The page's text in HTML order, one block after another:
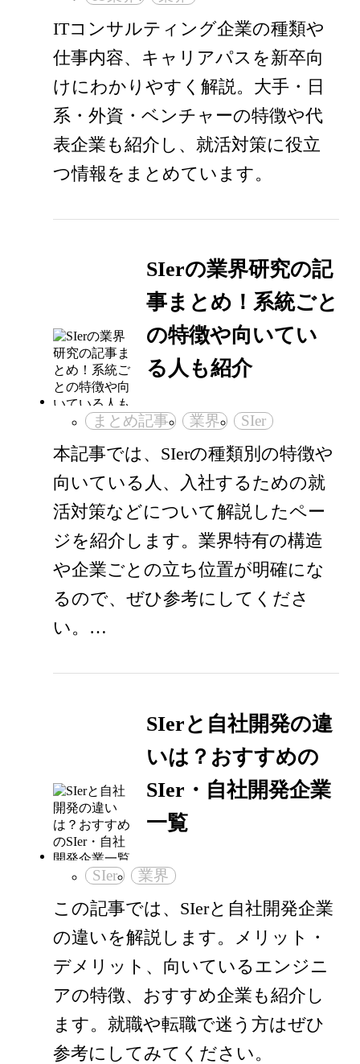
ITコンサルティング企業の種類や
仕事内容、キャリアパスを新卒向
けにわかりやすく解説。大手・日
系・外資・ベンチャーの特徴や代
表企業も紹介し、就活対策に役立
つ情報をまとめています。
SIerの業界研究の記
事まとめ！系統ごと
の特徴や向いてい
る人も紹介
まとめ記事 業界 SIer
本記事では、SIerの種類別の特徴や
向いている人、入社するための就
活対策などについて解説したペー
ジを紹介します。業界特有の構造
や企業ごとの立ち位置が明確にな
るので、ぜひ参考にしてくださ
い。…
SIerと自社開発の違
いは？おすすめの
SIer・自社開発企業
一覧
SIer 業界
この記事では、SIerと自社開発企業
の違いを解説します。メリット・
デメリット、向いているエンジニ
アの特徴、おすすめ企業も紹介し
ます。就職や転職で迷う方はぜひ
参考にしてみてください。